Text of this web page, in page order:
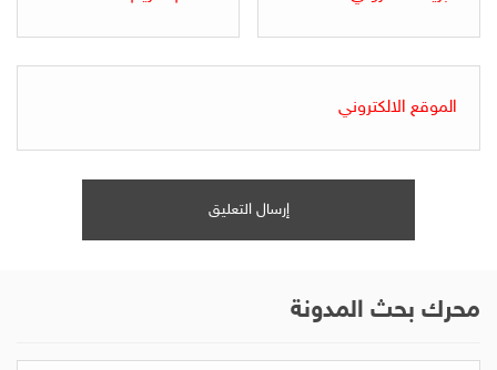
محرك بحث المدونة